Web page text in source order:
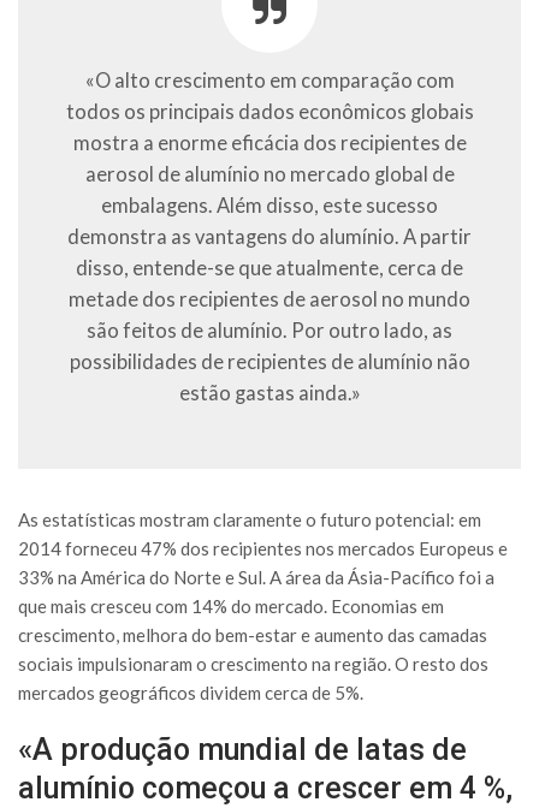
«O alto crescimento em comparação com
todos os principais dados econômicos globais
mostra a enorme eficácia dos recipientes de
aerosol de alumínio no mercado global de
embalagens. Além disso, este sucesso
demonstra as vantagens do alumínio. A partir
disso, entende-se que atualmente, cerca de
metade dos recipientes de aerosol no mundo
são feitos de alumínio. Por outro lado, as
possibilidades de recipientes de alumínio não
estão gastas ainda.»
As estatísticas mostram claramente o futuro potencial: em
2014 forneceu 47% dos recipientes nos mercados Europeus e
33% na América do Norte e Sul. A área da Ásia-Pacífico foi a
que mais cresceu com 14% do mercado. Economias em
crescimento, melhora do bem-estar e aumento das camadas
sociais impulsionaram o crescimento na região. O resto dos
mercados geográficos dividem cerca de 5%.
«A produção mundial de latas de
alumínio começou a crescer em 4 %,